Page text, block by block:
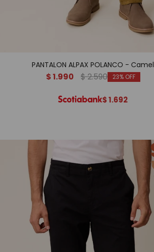
PANTALON ALPAX POLANCO - Camel
$1.990 $2.590 23
$1.692